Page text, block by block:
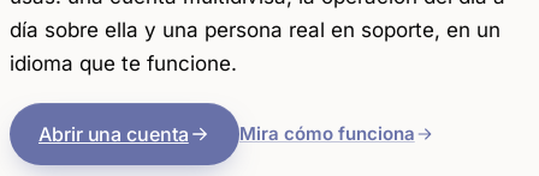
día sobre ella y una persona real en soporte, en un
idioma que te funcione.
Abrir una cuenta Mira cómo funciona